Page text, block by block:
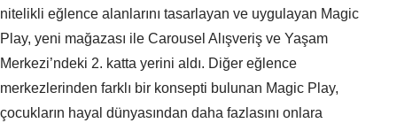
nitelikli eğlence alanlarını tasarlayan ve uygulayan Magic
Play, yeni mağazası ile Carousel Alışveriş ve Yaşam
Merkezi’ndeki 2. katta yerini aldı. Diğer eğlence
merkezlerinden farklı bir konsepti bulunan Magic Play,
çocukların hayal dünyasından daha fazlasını onlara